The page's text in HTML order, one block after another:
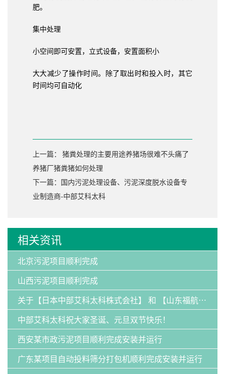
肥。
集中处理
小空间即可安置，立式设备，安置面积小
大大减少了操作时间。除了取出时和投入时，其它
时间均可自动化
上一篇： 猪粪处理的主要用途养猪场很难不头痛了
养猪厂猪粪猪如何处理
下一篇：国内污泥处理设备、污泥深度脱水设备专
业制造商-中部艾科太科
相关资讯
北京污泥项目顺利完成
山西污泥项目顺利完成
关于【日本中部艾科太科株式会社】 和 【山东福航新能源环保有限公司】：发明专利纠纷案的声明
中部艾科太科祝大家圣诞、元旦双节快乐！
西安某市政污泥项目顺利完成安装并运行
广东某项目自动投料筛分打包机顺利完成安装并运行